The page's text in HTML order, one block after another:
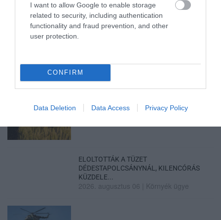
I want to allow Google to enable storage
related to security, including authentication
functionality and fraud prevention, and other
user protection.
CONFIRM
Data Deletion Data Access Privacy Policy
GÁRDONYI MESEKERT VÁRJA A
CSALÁDOKAT – HÁROM NAPON ÁT ING...
SZÉLERŐMŰVI PÁLYÁZATOKAT, M...
ELOLTOTTÁK A TÜZET
DÉDESTAPOLCSÁNYNÁL, KILENCÓRÁS
KÜZDELE...
2026. augusztus 06 Környék ügye